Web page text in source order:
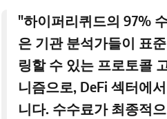
"하이퍼리퀴드의 97%
은 기관 분석가들이 표
링할 수 있는 프로토콜
니즘으로, DeFi 섹터에
니다. 수수료가 최종적